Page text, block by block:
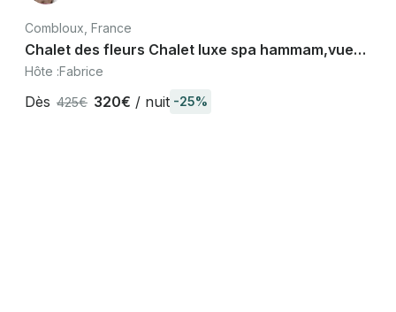
Combloux, France
Chalet des fleurs Chalet luxe spa hammam,vue
exceptionnelle Mont-Blanc
Hôte :Fabrice
Dès 425€ 320€ / nuit -25%